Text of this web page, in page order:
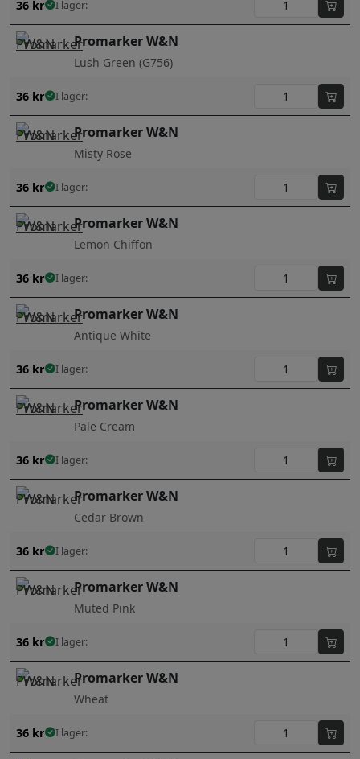
36 kr I lager:
Promarker W&N
Lush Green (G756)
36 kr I lager:
Promarker W&N
Misty Rose
36 kr I lager:
Promarker W&N
Lemon Chiffon
36 kr I lager:
Promarker W&N
Antique White
36 kr I lager:
Promarker W&N
Pale Cream
36 kr I lager:
Promarker W&N
Cedar Brown
36 kr I lager:
Promarker W&N
Muted Pink
36 kr I lager:
Promarker W&N
Wheat
36 kr I lager: